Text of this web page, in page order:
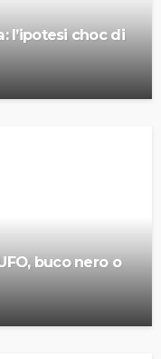
l’ipotesi choc di
buco nero o